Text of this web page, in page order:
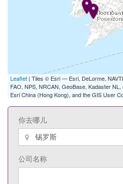
Leaflet | Tiles © Esri — Esri, DeLorme,
FAO, NPS, NRCAN, GeoBase, Kadaster
Esri China (Hong Kong), and the GIS User
你去哪儿
公司名称